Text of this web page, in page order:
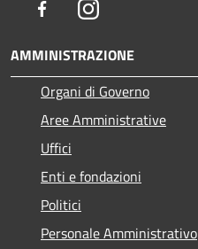
FacebookInstagram
AMMINISTRAZIONE
Organi di Governo
Aree Amministrative
Uffici
Enti e fondazioni
Politici
Personale Amministrativo